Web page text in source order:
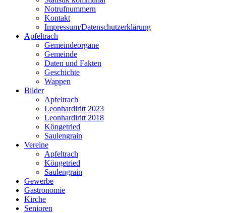
Notrufnummern
Kontakt
Impressum/Datenschutzerklärung
Apfeltrach
Gemeindeorgane
Gemeinde
Daten und Fakten
Geschichte
Wappen
Bilder
Apfeltrach
Leonhardiritt 2023
Leonhardiritt 2018
Köngetried
Saulengrain
Vereine
Apfeltrach
Köngetried
Saulengrain
Gewerbe
Gastronomie
Kirche
Senioren